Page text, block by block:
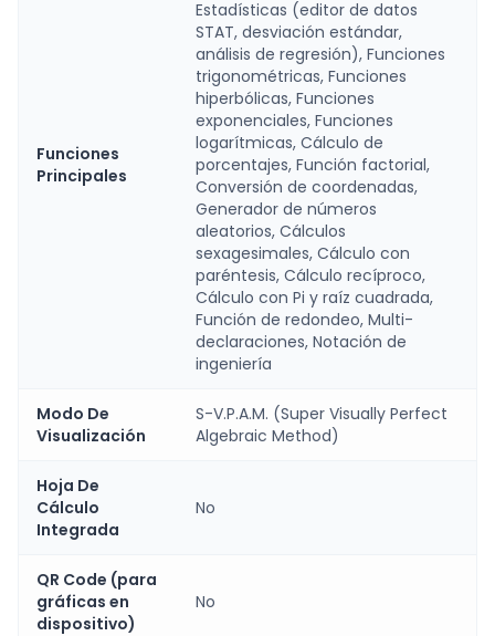
Funciones
Principales
Estadísticas (editor de datos
STAT, desviación estándar,
análisis de regresión), Funciones
trigonométricas, Funciones
hiperbólicas, Funciones
exponenciales, Funciones
logarítmicas, Cálculo de
porcentajes, Función factorial,
Conversión de coordenadas,
Generador de números
aleatorios, Cálculos
sexagesimales, Cálculo con
paréntesis, Cálculo recíproco,
Cálculo con Pi y raíz cuadrada,
Función de redondeo, Multi-
declaraciones, Notación de
ingeniería
Modo De
Visualización
S-V.P.A.M. (Super Visually Perfect
Algebraic Method)
Hoja De
Cálculo
Integrada
No
QR Code (para
gráficas en
dispositivo)
No